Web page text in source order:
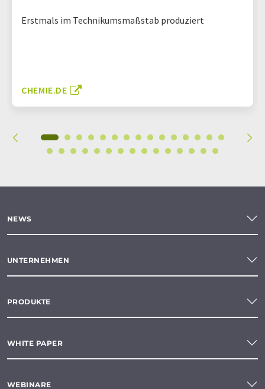
Erstmals im Technikumsmaßstab produziert
CHEMIE.DE
NEWS
UNTERNEHMEN
PRODUKTE
WHITE PAPER
WEBINARE